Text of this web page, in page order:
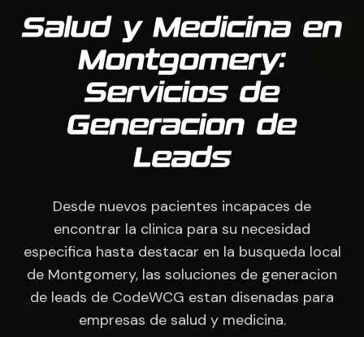
Salud y Medicina en
Montgomery:
Servicios de
Generacion de
Leads
Desde nuevos pacientes incapaces de
encontrar la clinica para su necesidad
especifica hasta destacar en la busqueda local
de Montgomery, las soluciones de generacion
de leads de CodeWCG estan disenadas para
empresas de salud y medicina.